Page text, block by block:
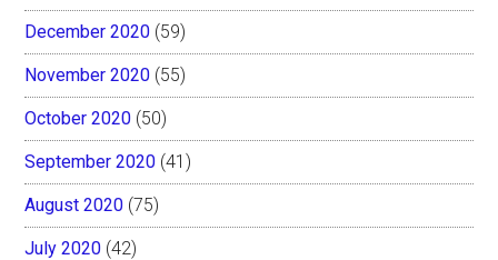
December 2020 (59)
November 2020 (55)
October 2020 (50)
September 2020 (41)
August 2020 (75)
July 2020 (42)